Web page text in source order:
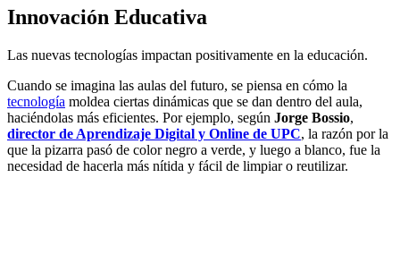
Innovación Educativa
Las nuevas tecnologías impactan positivamente en la educación.
Cuando se imagina las aulas del futuro, se piensa en cómo la
tecnología moldea ciertas dinámicas que se dan dentro del aula,
haciéndolas más eficientes. Por ejemplo, según Jorge Bossio,
director de Aprendizaje Digital y Online de UPC, la razón por la
que la pizarra pasó de color negro a verde, y luego a blanco, fue la
necesidad de hacerla más nítida y fácil de limpiar o reutilizar.